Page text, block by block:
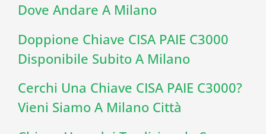
Dove Andare A Milano
Doppione Chiave CISA PAIE C3000
Disponibile Subito A Milano
Cerchi Una Chiave CISA PAIE C3000?
Vieni Siamo A Milano Città